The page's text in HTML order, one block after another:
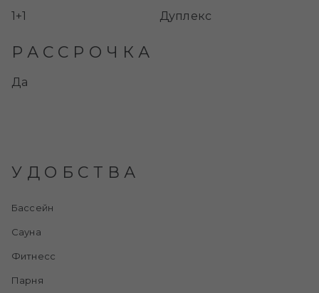
1+1 Дуплекс
РАССРОЧКА
Да
УДОБСТВА
Бассейн
Сауна
Фитнесс
Парня